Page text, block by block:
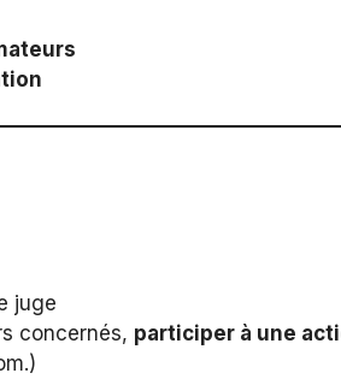
juge
concernés, participer à une